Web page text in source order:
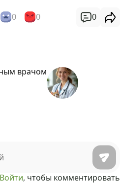
0 0 0
врачом
Войти, чтобы комментировать